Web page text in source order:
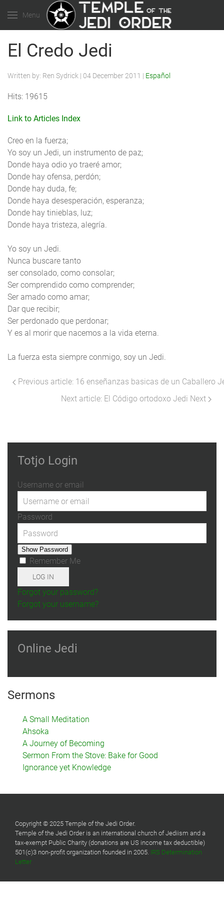
Menu
El Credo Jedi
Written by: Ren Sydrick | 04 December 2011 | Español
Hits: 19615
Link to Articles Index
Creo en la fuerza;
Yo soy un Jedi, un instrumento de paz;
Donde haya odio yo traeré amor;
Donde hay ofensa, perdón;
Donde hay duda, fe;
Donde haya desesperación, esperanza;
Donde hay tinieblas, luz;
Donde haya tristeza, alegría.
Yo soy un Jedi.
Nunca buscare tanto
ser consolado, como consolar;
Ser comprendido como comprender;
Ser amado como amar;
Dar que recibir;
Ser perdonado que perdonar;
Y es al morir que nacemos a la vida eterna.
La fuerza esta siempre conmigo, soy un Jedi.
Previous article: 16 enseñanzas basicas de un Caballero
Next article: El Código ortodoxo Jedi Next
Totjo Login
Username or email
Password
Show Password
Remember Me
LOG IN
Forgot your password?
Forgot your username?
Online Jedi
Sermons
A Small Meditation
Ahsoka
A Journey of Becoming
Sermon From the Stove: Bake for Good
Ignorance yet Knowledge
Copyright © 2025 Temple of the Jedi Order.
Temple of the Jedi Order is an international church of Jediism and a
tax-exempt Public Charity (donations are US income tax deductible)
501(c)3 non-profit organization founded in 2005. IRS Determination
Letter